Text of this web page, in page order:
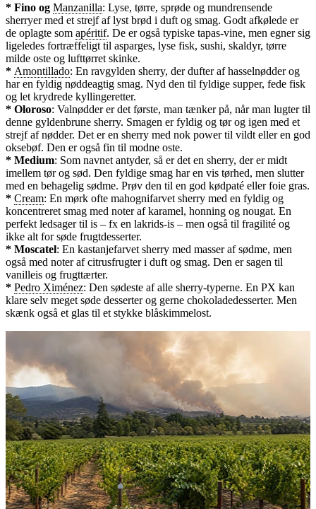
* Fino og Manzanilla: Lyse, tørre, sprøde og mundrensende
sherryer med et strejf af lyst brød i duft og smag. Godt afkølede er
de oplagte som apéritif. De er også typiske tapas-vine, men egner sig
ligeledes fortræffeligt til asparges, lyse fisk, sushi, skaldyr, tørre
milde oste og lufttørret skinke.
* Amontillado: En ravgylden sherry, der dufter af hasselnødder og
har en fyldig nøddeagtig smag. Nyd den til fyldige supper, fede fisk
og let krydrede kyllingeretter.
* Oloroso: Valnødder er det første, man tænker på, når man lugter til
denne gyldenbrune sherry. Smagen er fyldig og tør og igen med et
strejf af nødder. Det er en sherry med nok power til vildt eller en god
oksebøf. Den er også fin til modne oste.
* Medium: Som navnet antyder, så er det en sherry, der er midt
imellem tør og sød. Den fyldige smag har en vis tørhed, men slutter
med en behagelig sødme. Prøv den til en god kødpaté eller foie gras.
* Cream: En mørk ofte mahognifarvet sherry med en fyldig og
koncentreret smag med noter af karamel, honning og nougat. En
perfekt ledsager til is – fx en lakrids-is – men også til fragilité og
ikke alt for søde frugtdesserter.
* Moscatel: En kastanjefarvet sherry med masser af sødme, men
også med noter af citrusfrugter i duft og smag. Den er sagen til
vanilleis og frugttærter.
* Pedro Ximénez: Den sødeste af alle sherry-typerne. En PX kan
klare selv meget søde desserter og gerne chokoladedesserter. Men
skænk også et glas til et stykke blåskimmelost.